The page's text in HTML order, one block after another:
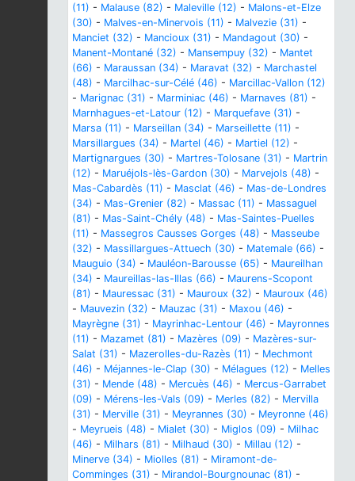
(11) - Malause (82) - Maleville (12) - Malons-et-Elze
(30) - Malves-en-Minervois (11) - Malvezie (31) -
Manciet (32) - Mancioux (31) - Mandagout (30) -
Manent-Montané (32) - Mansempuy (32) - Mantet
(66) - Maraussan (34) - Maravat (32) - Marchastel
(48) - Marcilhac-sur-Célé (46) - Marcillac-Vallon (12)
- Marignac (31) - Marminiac (46) - Marnaves (81) -
Marnhagues-et-Latour (12) - Marquefave (31) -
Marsa (11) - Marseillan (34) - Marseillette (11) -
Marsillargues (34) - Martel (46) - Martiel (12) -
Martignargues (30) - Martres-Tolosane (31) - Martrin
(12) - Maruéjols-lès-Gardon (30) - Marvejols (48) -
Mas-Cabardès (11) - Masclat (46) - Mas-de-Londres
(34) - Mas-Grenier (82) - Massac (11) - Massaguel
(81) - Mas-Saint-Chély (48) - Mas-Saintes-Puelles
(11) - Massegros Causses Gorges (48) - Masseube
(32) - Massillargues-Attuech (30) - Matemale (66) -
Mauguio (34) - Mauléon-Barousse (65) - Maureilhan
(34) - Maureillas-las-Illas (66) - Maurens-Scopont
(81) - Mauressac (31) - Mauroux (32) - Mauroux (46)
- Mauvezin (32) - Mauzac (31) - Maxou (46) -
Mayrègne (31) - Mayrinhac-Lentour (46) - Mayronnes
(11) - Mazamet (81) - Mazères (09) - Mazères-sur-
Salat (31) - Mazerolles-du-Razès (11) - Mechmont
(46) - Méjannes-le-Clap (30) - Mélagues (12) - Melles
(31) - Mende (48) - Mercuès (46) - Mercus-Garrabet
(09) - Mérens-les-Vals (09) - Merles (82) - Mervilla
(31) - Merville (31) - Meyrannes (30) - Meyronne (46)
- Meyrueis (48) - Mialet (30) - Miglos (09) - Milhac
(46) - Milhars (81) - Milhaud (30) - Millau (12) -
Minerve (34) - Miolles (81) - Miramont-de-
Comminges (31) - Mirandol-Bourgnounac (81) -